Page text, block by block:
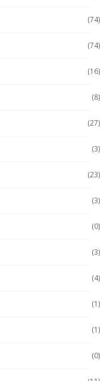
(74)
(74)
(16)
(8)
(27)
(3)
(23)
(3)
(0)
(3)
(4)
(1)
(1)
(0)